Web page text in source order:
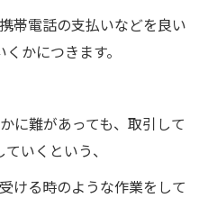
帯電話の支払いなどを良い
かにつきます。
に難があっても、取引して
いくという、
ける時のような作業をして